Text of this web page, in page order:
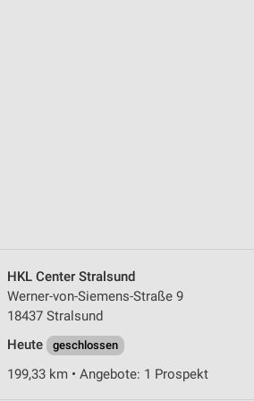
HKL Center Stralsund
Werner-von-Siemens-Straße 9
18437 Stralsund
Heute
geschlossen
199,33 km • Angebote: 1 Prospekt